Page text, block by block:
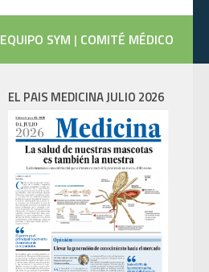
EQUIPO SYM | COMITÉ MÉDICO
EL PAIS MEDICINA JULIO 2026